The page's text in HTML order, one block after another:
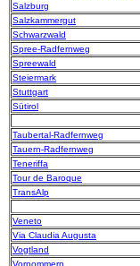
Salzburg
Salzkammergut
Schwarzwald
Spree-Radfernweg
Spreewald
Steiermark
Stuttgart
Sütirol
Taubertal-Radfernweg
Tauern-Radfernweg
Teneriffa
Tour de Baroque
TransAlp
Veneto
Via Claudia Augusta
Vogtland
Vorpommern